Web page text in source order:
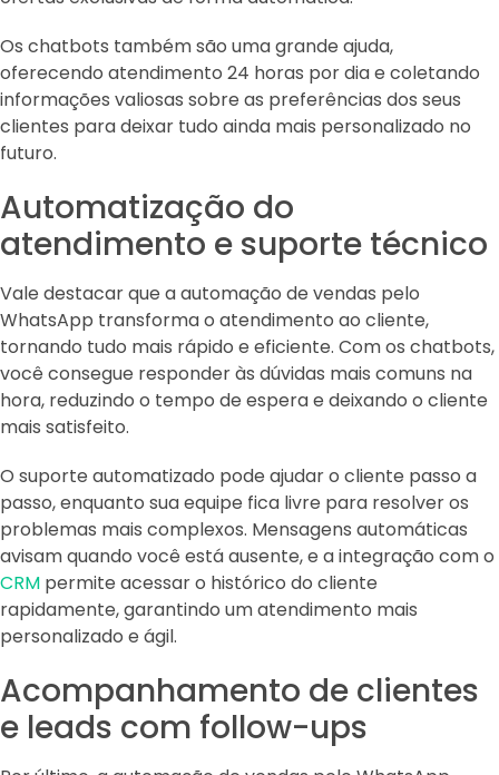
Os chatbots também são uma grande ajuda,
oferecendo atendimento 24 horas por dia e coletando
informações valiosas sobre as preferências dos seus
clientes para deixar tudo ainda mais personalizado no
futuro.
Automatização do
atendimento e suporte técnico
Vale destacar que a automação de vendas pelo
WhatsApp transforma o atendimento ao cliente,
tornando tudo mais rápido e eficiente. Com os chatbots,
você consegue responder às dúvidas mais comuns na
hora, reduzindo o tempo de espera e deixando o cliente
mais satisfeito.
O suporte automatizado pode ajudar o cliente passo a
passo, enquanto sua equipe fica livre para resolver os
problemas mais complexos. Mensagens automáticas
avisam quando você está ausente, e a integração com o
CRM permite acessar o histórico do cliente
rapidamente, garantindo um atendimento mais
personalizado e ágil.
Acompanhamento de clientes
e leads com follow-ups